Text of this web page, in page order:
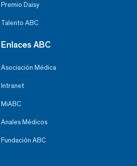
Premio Daisy
Talento ABC
Enlaces ABC
Asociación Médica
Intranet
MiABC
Anales Médicos
Fundación ABC